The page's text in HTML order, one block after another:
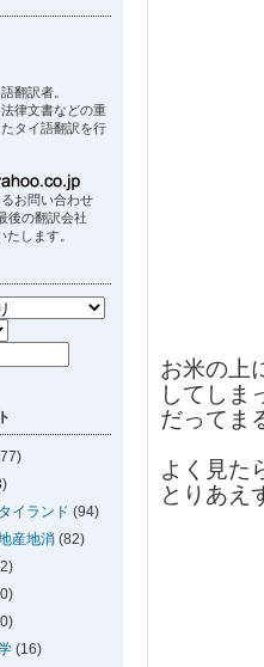
お米の上
してしま
だってま
よく見た
とりあえ
翻訳者。
律文書などの重
タイ語翻訳を行
お問い合わせ
後の翻訳会社
します。
イランド (94)
産地消 (82)
(16)